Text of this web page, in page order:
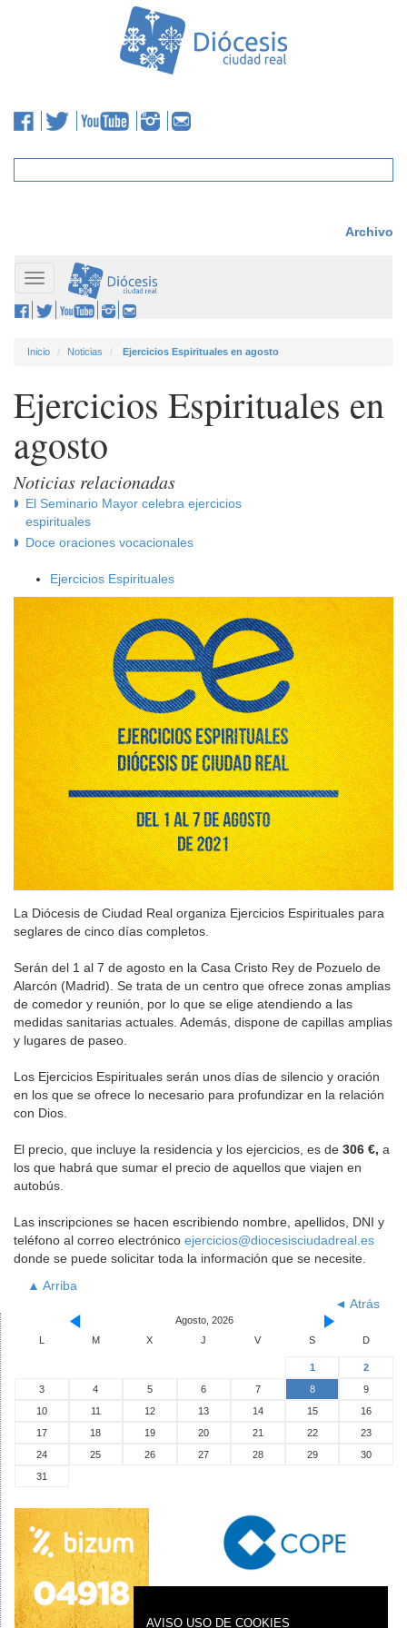
Archivo
Toggle
navigation
Inicio Noticias Ejercicios Espirituales en agosto
Ejercicios Espirituales en
agosto
Noticias relacionadas
El Seminario Mayor celebra ejercicios
espirituales
Doce oraciones vocacionales
Ejercicios Espirituales
La Diócesis de Ciudad Real organiza Ejercicios Espirituales para
seglares de cinco días completos.
Serán del 1 al 7 de agosto en la Casa Cristo Rey de Pozuelo de
Alarcón (Madrid). Se trata de un centro que ofrece zonas amplias
de comedor y reunión, por lo que se elige atendiendo a las
medidas sanitarias actuales. Además, dispone de capillas amplias
y lugares de paseo.
Los Ejercicios Espirituales serán unos días de silencio y oración
en los que se ofrece lo necesario para profundizar en la relación
con Dios.
El precio, que incluye la residencia y los ejercicios, es de 306 €, a
los que habrá que sumar el precio de aquellos que viajen en
autobús.
Las inscripciones se hacen escribiendo nombre, apellidos, DNI y
teléfono al correo electrónico ejercicios@diocesisciudadreal.es
donde se puede solicitar toda la información que se necesite.
▲ Arriba
◄ Atrás
Agosto, 2026
L
M X J V S D
1
2
3
4 5 6 7 8
9
10
11 12 13 14 15
16
17
18 19 20 21 22
23
24
25 26 27 28 29
30
31
AVISO USO DE COOKIES